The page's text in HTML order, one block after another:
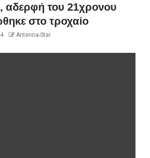
αδερφή του 21χρονου
στο τροχαίο
Antenna-Star